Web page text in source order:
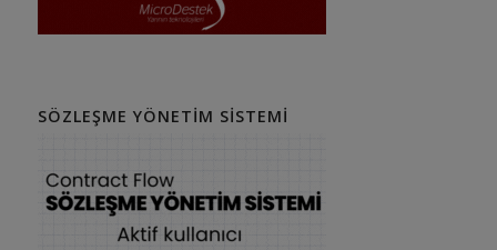
SÖZLEŞME YÖNETIM SISTEMI